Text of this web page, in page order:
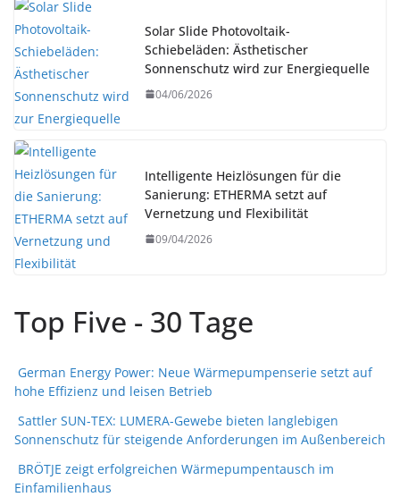
Solar Slide Photovoltaik-
Schiebeläden: Ästhetischer
Sonnenschutz wird zur Energiequelle
04/06/2026
Intelligente Heizlösungen für die
Sanierung: ETHERMA setzt auf
Vernetzung und Flexibilität
09/04/2026
Top Five - 30 Tage
German Energy Power: Neue Wärmepumpenserie setzt auf
hohe Effizienz und leisen Betrieb
Sattler SUN-TEX: LUMERA-Gewebe bieten langlebigen
Sonnenschutz für steigende Anforderungen im Außenbereich
BRÖTJE zeigt erfolgreichen Wärmepumpentausch im
Einfamilienhaus